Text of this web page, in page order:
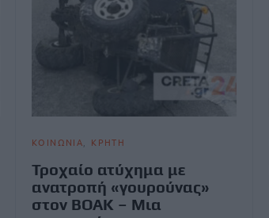
ΚΟΙΝΩΝΙΑ ΚΡΗΤΗ
Τροχαίο ατύχημα με
ανατροπή «γουρούνας»
στον ΒΟΑΚ – Μια